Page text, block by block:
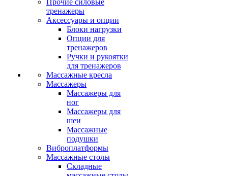
Прочие силовые
тренажеры
Аксессуары и опции
Блоки нагрузки
Опции для
тренажеров
Ручки и рукоятки
для тренажеров
Массажные кресла
Массажеры
Массажеры для
ног
Массажеры для
шеи
Массажные
подушки
Виброплатформы
Массажные столы
Складные